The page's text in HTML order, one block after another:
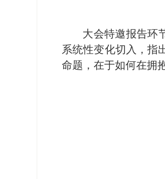
大会特邀报告环
系统性变化切入，指
命题，在于如何在拥